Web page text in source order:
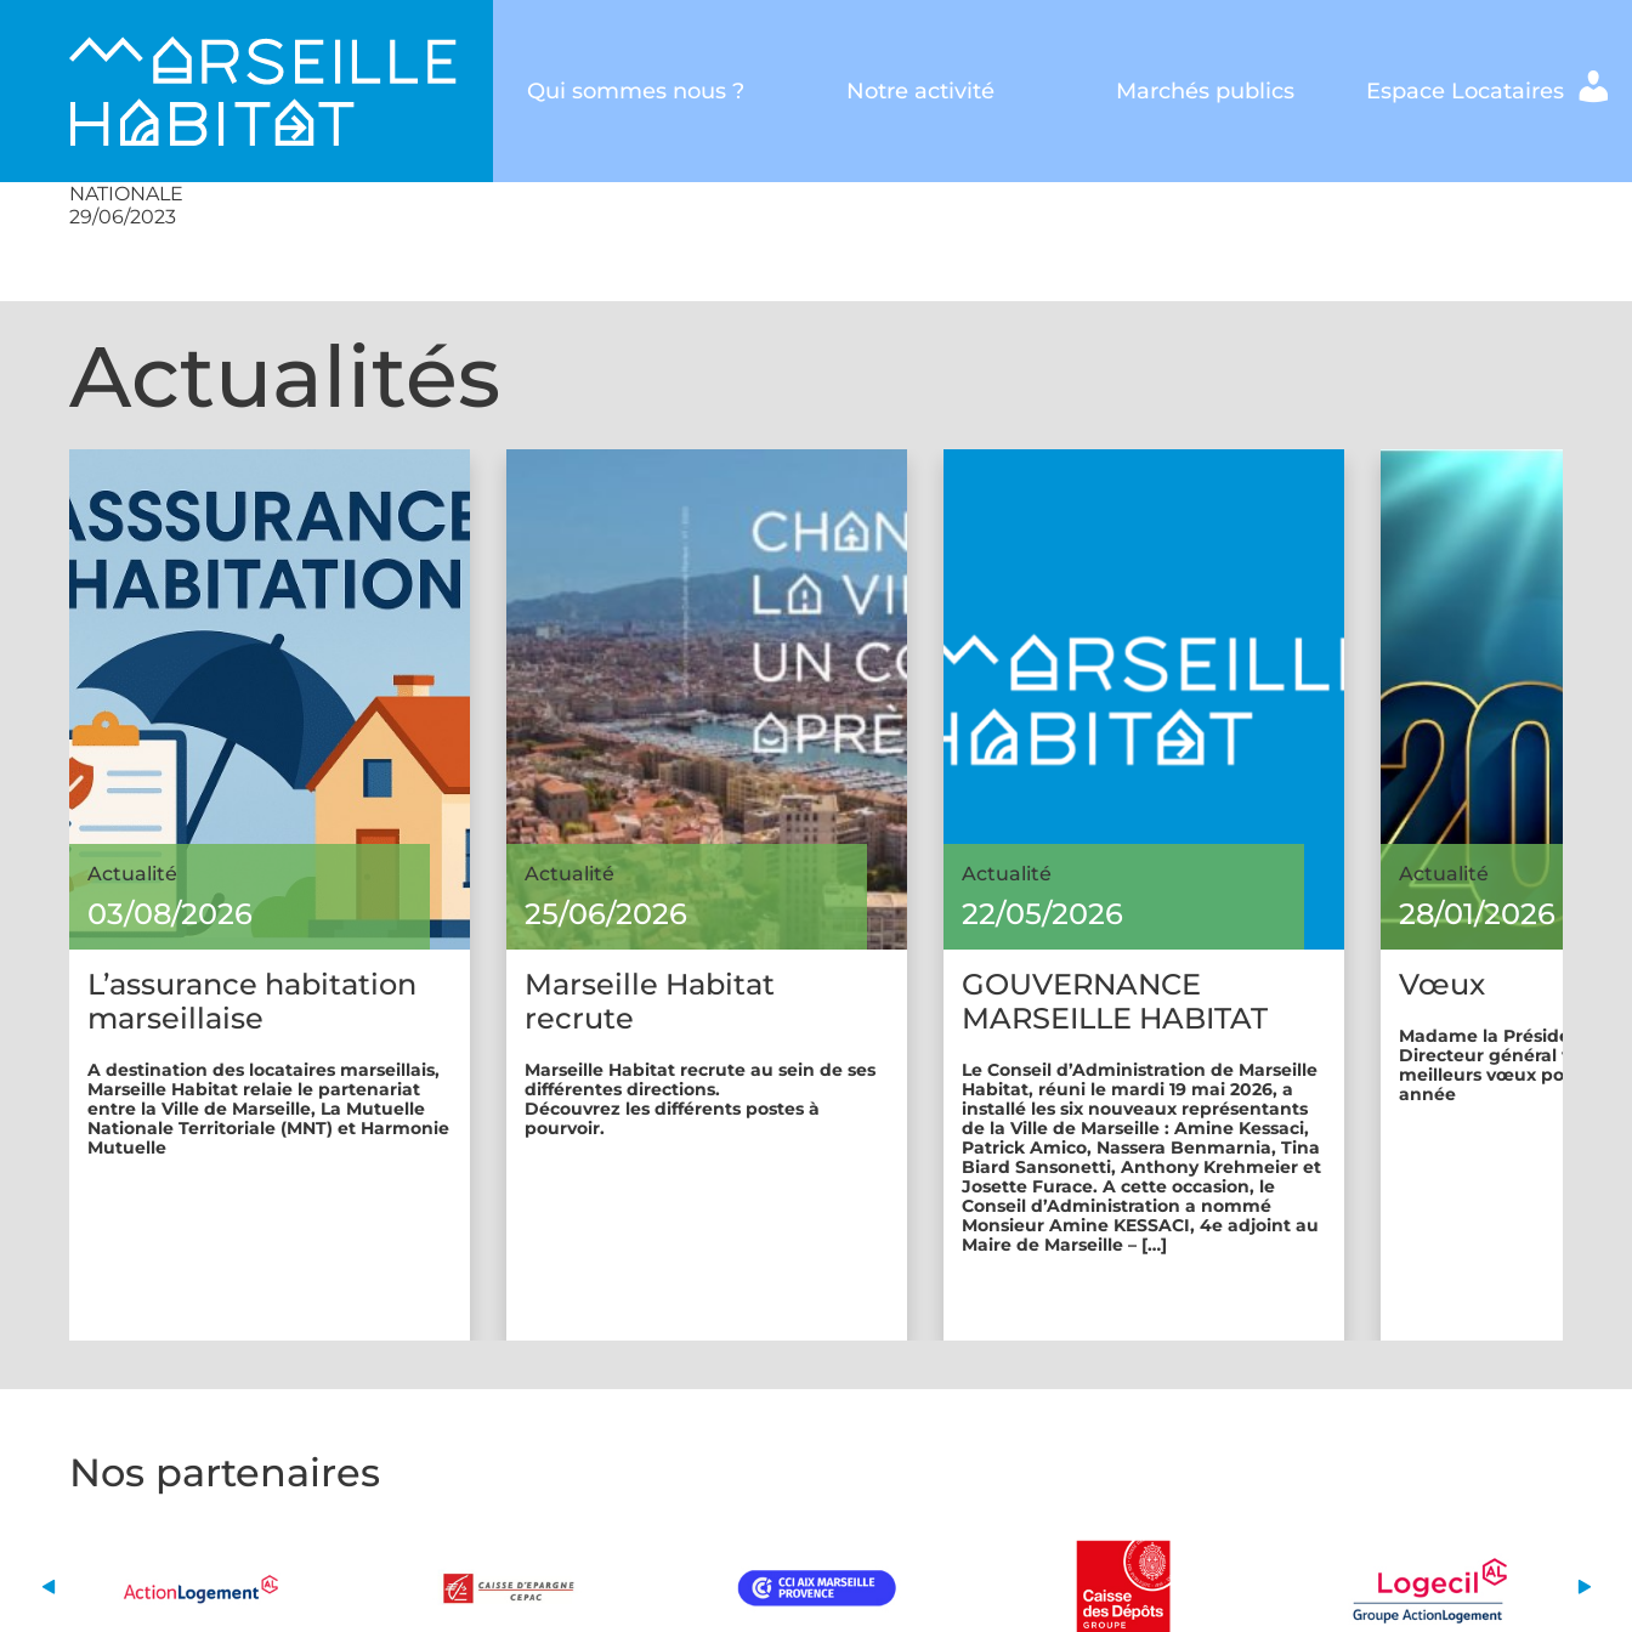
Qui sommes nous ? Notre activité Marchés publics Espace Locataires
NATIONALE
29/06/2023
Actualités
Actualité
03/08/2026
L’assurance habitation
marseillaise
A destination des locataires marseillais,
Marseille Habitat relaie le partenariat
entre la Ville de Marseille, La Mutuelle
Nationale Territoriale (MNT) et Harmonie
Mutuelle
Actualité
25/06/2026
Marseille Habitat
recrute
Marseille Habitat recrute au sein de ses
différentes directions.
Découvrez les différents postes à
pourvoir.
Actualité
22/05/2026
GOUVERNANCE
MARSEILLE HABITAT
Le Conseil d’Administration de Marseille
Habitat, réuni le mardi 19 mai 2026, a
installé les six nouveaux représentants
de la Ville de Marseille : Amine Kessaci,
Patrick Amico, Nassera Benmarnia, Tina
Biard Sansonetti, Anthony Krehmeier et
Josette Furace. A cette occasion, le
Conseil d’Administration a nommé
Monsieur Amine KESSACI, 4e adjoint au
Maire de Marseille – […]
Actualité
28/01/2026
Vœux
Madame la Présidente et
Directeur général vous
meilleurs vœux pour
année
Nos partenaires